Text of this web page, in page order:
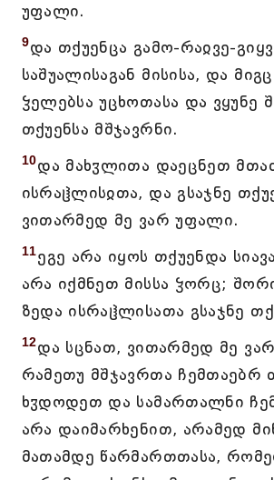
უფალი.
9და თქუენცა გამო-რაჲვე-
საშუალისაგან მისისა, და
ჴელებსა უცხოთასა და ვყუნე
თქუენსა მშჯავრნი.
10და მახჳლითა დაეცნეთ
ისრაჱლისჲთა, და გსაჯნე
ვითარმედ მე ვარ უფალი.
11ეგე არა იყოს თქუენდა
არა იქმნეთ მისსა ჴორც;
ზედა ისრაჱლისათა გსაჯნე
12და სცნათ, ვითარმედ მე
რამეთუ მშჯავრთა ჩემთაებრ
ხჳდოდეთ და სამართალნი
არა დაიმარხენით, არამედ
მათამდე წარმართთასა,